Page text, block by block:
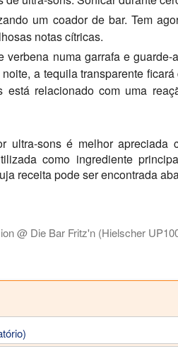
um coador de bar. Tem
notas cítricas.
numa garrafa e guarde-
a tequila transparente
está relacionado com uma
ultra-sons é melhor apreciada
como ingrediente
receita pode ser encontrada
@ Die Bar Fritz'n (Hielscher